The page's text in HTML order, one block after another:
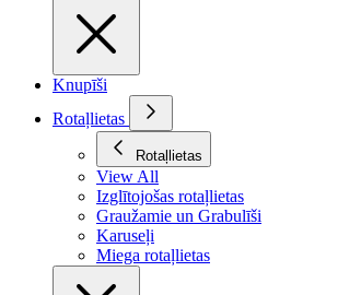
Knupīši
Rotaļlietas
Rotaļlietas
View All
Izglītojošas rotaļlietas
Graužamie un Grabulīši
Karuseļi
Miega rotaļlietas